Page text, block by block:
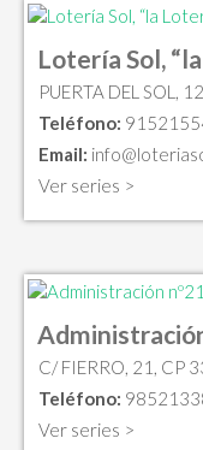
Lotería Sol,
PUERTA DEL SOL,
Teléfono:
Email:
Ver series >
C/ FIERRO, 21, CP
Teléfono:
Ver series >